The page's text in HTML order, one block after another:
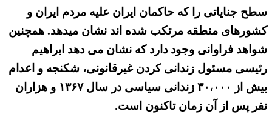
سطح جنایاتی را که حاکمان ایران علیه مردم ایران و
کشورهای منطقه مرتکب شده اند نشان میدهد. همچنین
شواهد فراوانی وجود دارد که نشان می دهد ابراهیم
رئیسی مسئول زندانی کردن غیرقانونی، شکنجه و اعدام
بیش از ۳۰،۰۰۰ زندانی سیاسی در سال ۱۳۶۷ و هزاران
نفر پس از آن زمان تاکنون است.